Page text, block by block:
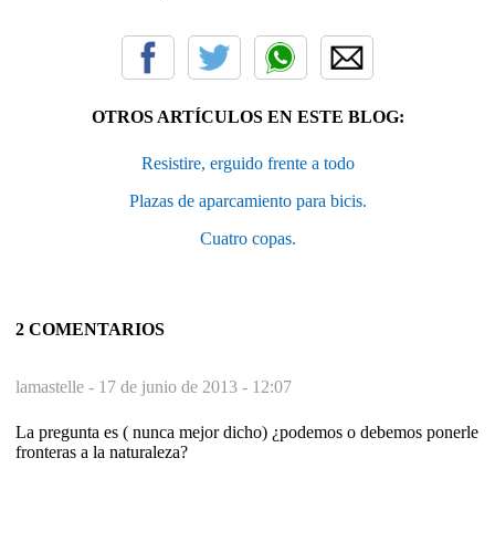
OTROS ARTÍCULOS EN ESTE BLOG:
Resistire, erguido frente a todo
Plazas de aparcamiento para bicis.
Cuatro copas.
2 COMENTARIOS
lamastelle - 17 de junio de 2013 - 12:07
La pregunta es ( nunca mejor dicho) ¿podemos o debemos ponerle
fronteras a la naturaleza?